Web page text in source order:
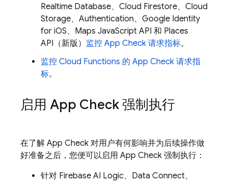
Realtime Database、 Cloud Firestore、 Cloud
Storage、 Authentication、Google Identity
for iOS、Maps JavaScript API 和 Places
API（新版） 监控 App Check 请求指标。
监控 Cloud Functions 的 App Check 请求指
标。
启用 App Check强制执行
在了解 App Check 对用户有何影响并为后续操作做
好准备之后，您便可以启用 App Check 强制执行：
针对 Firebase AI Logic、 Data Connect、